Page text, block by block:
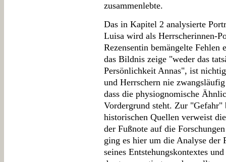
zusammenlebte.
Das in Kapitel 2 analysierte
Luisa wird als Herrscherinnen-
Rezensentin bemängelte
das Bildnis zeige "weder das
Persönlichkeit Annas", ist
und Herrschern nie
dass die physiognomische
Vordergrund steht. Zur
historischen Quellen verweist
der Fußnote auf die
ging es hier um die Analyse der
seines Entstehungskontextes